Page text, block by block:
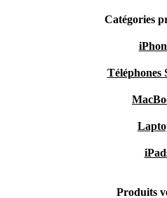
Catégories
Téléphones
Produits